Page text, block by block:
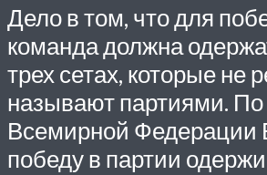
Дело в том, что для
команда должна
трех сетах, которые не
называют партиями. По
Всемирной Федерации
победу в партии